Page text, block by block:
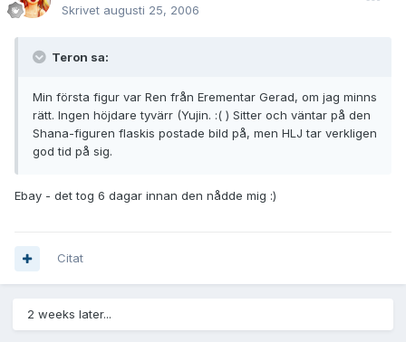
Skrivet augusti 25, 2006
Teron sa:
Min första figur var Ren från Erementar Gerad, om jag minns
rätt. Ingen höjdare tyvärr (Yujin. :( ) Sitter och väntar på den
Shana-figuren flaskis postade bild på, men HLJ tar verkligen
god tid på sig.
Ebay - det tog 6 dagar innan den nådde mig :)
Citat
2 weeks later...